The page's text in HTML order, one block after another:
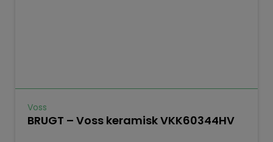
Voss
BRUGT – Voss keramisk VKK60344HV